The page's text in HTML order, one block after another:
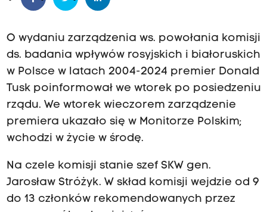
O wydaniu zarządzenia ws. powołania komisji
ds. badania wpływów rosyjskich i białoruskich
w Polsce w latach 2004-2024 premier Donald
Tusk poinformował we wtorek po posiedzeniu
rządu. We wtorek wieczorem zarządzenie
premiera ukazało się w Monitorze Polskim;
wchodzi w życie w środę.
Na czele komisji stanie szef SKW gen.
Jarosław Stróżyk. W skład komisji wejdzie od 9
do 13 członków rekomendowanych przez